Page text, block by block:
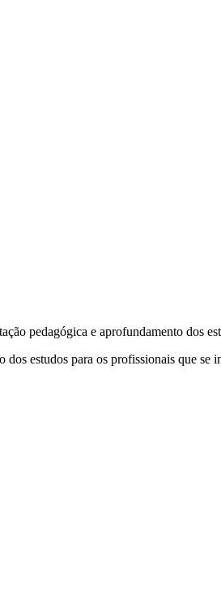
pedagógica e aprofundamento dos
estudos para os profissionais que se